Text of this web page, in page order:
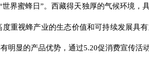
界蜜蜂日”。西藏得天独厚的气候环境，
重视蜂产业的生态价值和可持续发展具
明显的产品优势，通过5.20促消费宣传活